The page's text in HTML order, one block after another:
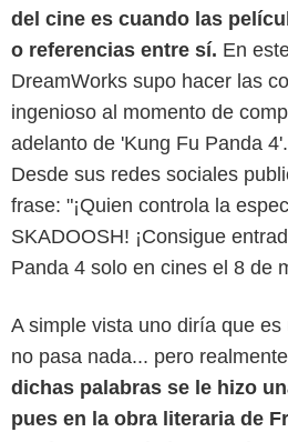
del cine es cuando las
o referencias entre sí. En
DreamWorks supo hacer las
ingenioso al momento de
adelanto de 'Kung Fu Panda
Desde sus redes sociales
frase: "¡Quien controla la
SKADOOSH! ¡Consigue
Panda 4 solo en cines el 8 de
A simple vista uno diría que
no pasa nada... pero
dichas palabras se le hizo
pues en la obra literaria de
Redes